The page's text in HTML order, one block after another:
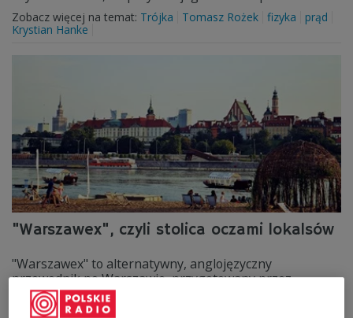
Zobacz więcej na temat: Trójka Tomasz Rożek fizyka
prąd
Krystian Hanke
"Warszawex", czyli stolica oczami lokalsów
"Warszawex" to alternatywny, anglojęzyczny
przewodnik po Warszawie, przygotowany przez
lokalsów dla wszystkich tych, którzy chcą poznać miasto
takim, jakie znają i kochają jego mieszkańcy.